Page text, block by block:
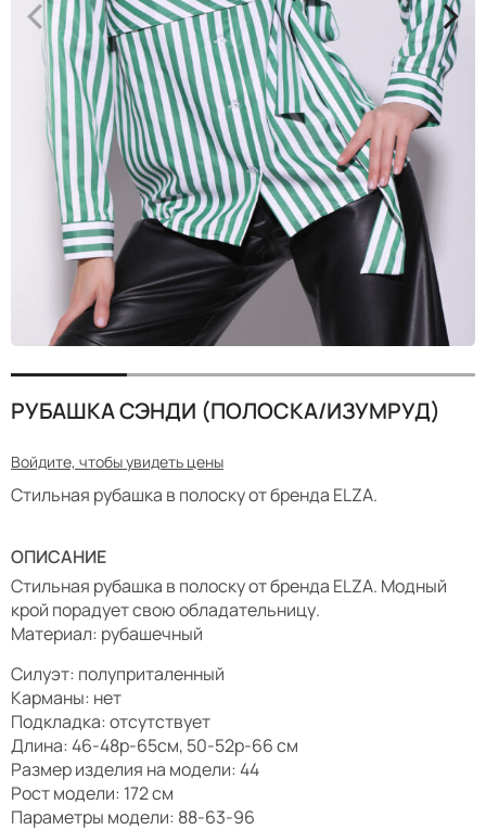
РУБАШКА СЭНДИ (ПОЛОСКА/ИЗУМРУД)
Войдите, чтобы увидеть цены
Стильная рубашка в полоску от бренда ELZA.
ОПИСАНИЕ
Стильная рубашка в полоску от бренда ELZA. Модный
крой порадует свою обладательницу.
Материал: рубашечный
Силуэт: полуприталенный
Карманы: нет
Подкладка: отсутствует
Длина: 46-48р-65см, 50-52р-66 см
Размер изделия на модели: 44
Рост модели: 172 см
Параметры модели: 88-63-96